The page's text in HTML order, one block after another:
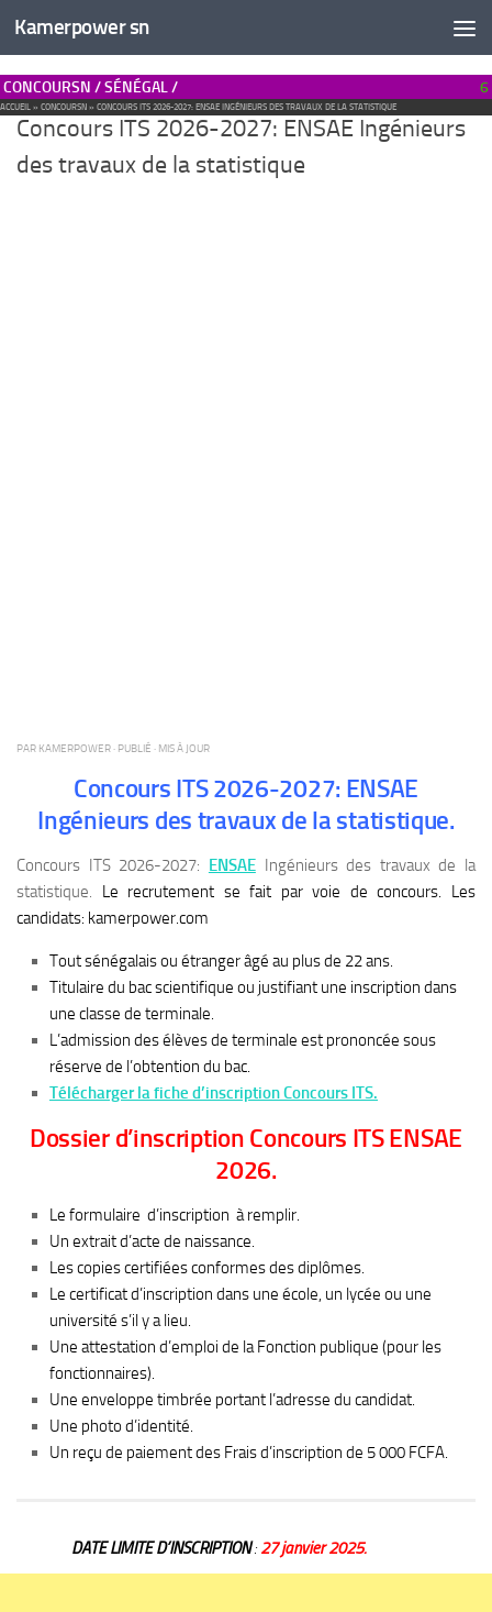
Kamerpower sn
CONCOURSN / SÉNÉGAL / 6
ACCUEIL » CONCOURSN » CONCOURS ITS 2026-2027: ENSAE INGÉNIEURS DES TRAVAUX DE LA STATISTIQUE
Concours ITS 2026-2027: ENSAE Ingénieurs
des travaux de la statistique
PAR KAMERPOWER· PUBLIÉ · MIS À JOUR
Concours ITS 2026-2027: ENSAE
Ingénieurs des travaux de la statistique.
Concours ITS 2026-2027: ENSAEIngénieurs des travaux de la
statistique. Le recrutement se fait par voie de concours. Les
candidats: kamerpower.com
Tout sénégalais ou étranger âgé au plus de 22 ans.
Titulaire du bac scientifique ou justifiant une inscription dans
une classe de terminale.
L’admission des élèves de terminale est prononcée sous
réserve de l’obtention du bac.
Télécharger la fiche d’inscription Concours ITS.
Dossier d’inscription Concours ITS ENSAE
2026.
Le formulaire d’inscription à remplir.
Un extrait d’acte de naissance.
Les copies certifiées conformes des diplômes.
Le certificat d’inscription dans une école, un lycée ou une
université s’il y a lieu.
Une attestation d’emploi de la Fonction publique (pour les
fonctionnaires).
Une enveloppe timbrée portant l’adresse du candidat.
Une photo d’identité.
Un reçu de paiement des Frais d’inscription de 5 000 FCFA.
DATE LIMITE D’INSCRIPTION:27 janvier 2025.